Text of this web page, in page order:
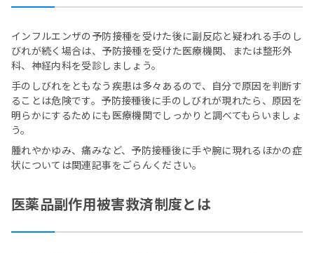
インフルエンザの予防接種を受けた後に副反応と疑われる手のし
びれが続く場合は、予防接種を受けた医療機関、または整形外
科、神経内科を受診しましょう。
手のしびれをともなう疾患は多々あるので、自分で原因を判断す
ることは危険です。予防接種後に手のしびれが現れたら、原因を
明らかにするためにも医療機関でしっかりと調べてもらいましょ
う。
腫れやかゆみ、痛みなど、予防接種後に手や腕に現れるほかの症
状については関連記事をごらんください。
医薬品副作用被害救済制度とは